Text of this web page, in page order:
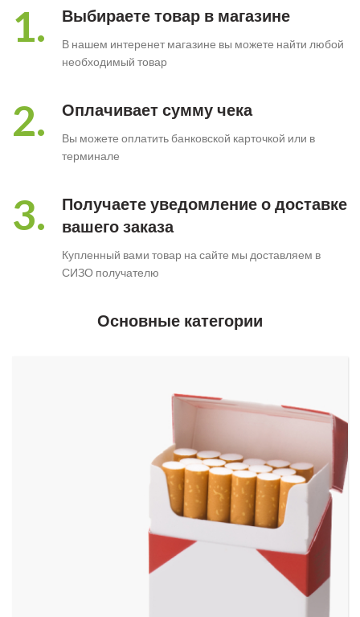
1. Выбираете товар в магазине
В нашем интеренет магазине вы можете найти любой
необходимый товар
2. Оплачивает сумму чека
Вы можете оплатить банковской карточкой или в
терминале
3.
Получаете уведомление о доставке
вашего заказа
Купленный вами товар на сайте мы доставляем в
СИЗО получателю
Основные категории